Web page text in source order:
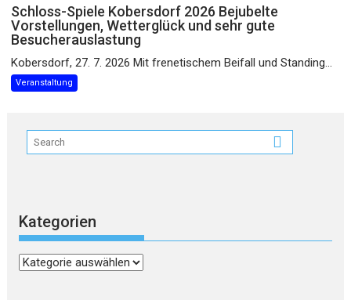
Schloss-Spiele Kobersdorf 2026 Bejubelte
Vorstellungen, Wetterglück und sehr gute
Besucherauslastung
Kobersdorf, 27. 7. 2026 Mit frenetischem Beifall und Standing...
Veranstaltung
Kategorien
Kategorien